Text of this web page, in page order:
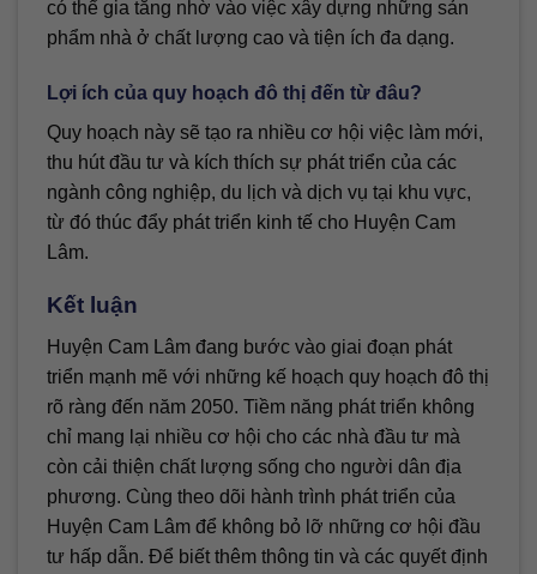
có thể gia tăng nhờ vào việc xây dựng những sản
phẩm nhà ở chất lượng cao và tiện ích đa dạng.
Lợi ích của quy hoạch đô thị đến từ đâu?
Quy hoạch này sẽ tạo ra nhiều cơ hội việc làm mới,
thu hút đầu tư và kích thích sự phát triển của các
ngành công nghiệp, du lịch và dịch vụ tại khu vực,
từ đó thúc đẩy phát triển kinh tế cho Huyện Cam
Lâm.
Kết luận
Huyện Cam Lâm đang bước vào giai đoạn phát
triển mạnh mẽ với những kế hoạch quy hoạch đô thị
rõ ràng đến năm 2050. Tiềm năng phát triển không
chỉ mang lại nhiều cơ hội cho các nhà đầu tư mà
còn cải thiện chất lượng sống cho người dân địa
phương. Cùng theo dõi hành trình phát triển của
Huyện Cam Lâm để không bỏ lỡ những cơ hội đầu
tư hấp dẫn. Để biết thêm thông tin và các quyết định